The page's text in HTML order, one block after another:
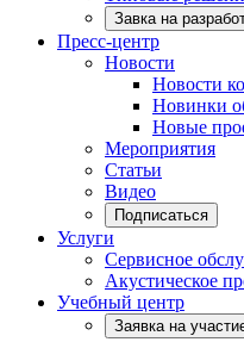
Завка на
Пресс-центр
Новости
Новости
Новинки
Новые
Мероприятия
Статьи
Видео
Подписаться
Услуги
Сервисное
Акустическое
Учебный центр
Заявка на